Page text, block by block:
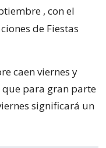
, con el
de Fiestas
caen viernes y
para gran parte
significará un